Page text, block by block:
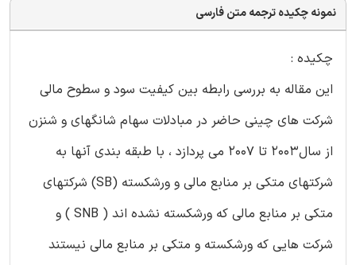
نمونه چکیده ترجمه متن فارسی
چکیده :
این مقاله به بررسی رابطه بین کیفیت سود و سطوح مالی
شرکت های چینی حاضر در مبادلات سهام شانگهای و شنزن
از سال2003 تا 2007 می پردازد ، با طبقه بندی آنها به
شرکتهای متکی بر منابع مالی و ورشکسته (SB) شرکتهای
متکی بر منابع مالی که ورشکسته نشده اند ( SNB ) و
شرکت هایی که ورشکسته و متکی بر منابع مالی نیستند